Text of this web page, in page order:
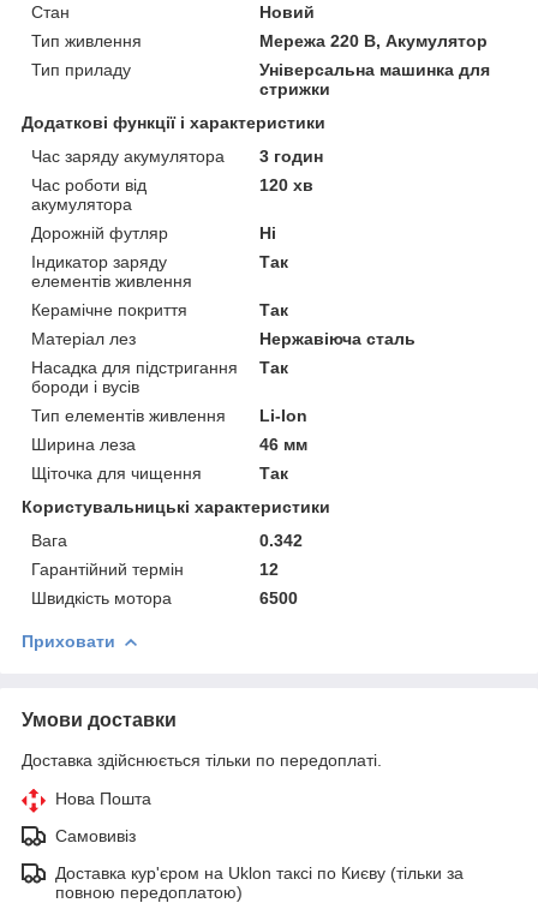
Стан
Новий
Тип живлення
Мережа 220 В, Акумулятор
Тип приладу
Універсальна машинка для
стрижки
Додаткові функції і характеристики
Час заряду акумулятора
3 годин
Час роботи від
акумулятора
120 хв
Дорожній футляр
Ні
Індикатор заряду
елементів живлення
Так
Керамічне покриття
Так
Матеріал лез
Нержавіюча сталь
Насадка для підстригання
бороди і вусів
Так
Тип елементів живлення
Li-Ion
Ширина леза
46 мм
Щіточка для чищення
Так
Користувальницькі характеристики
Вага
0.342
Гарантійний термін
12
Швидкість мотора
6500
Приховати
Умови доставки
Доставка здійснюється тільки по передоплаті.
Нова Пошта
Самовивіз
Доставка кур'єром на Uklon таксі по Києву (тільки за
повною передоплатою)